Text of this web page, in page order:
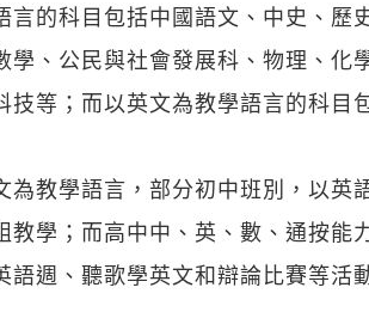
言的科目包括中國語文、中史、歷
學、公民與社會發展科、物理、化
等；而以英文為教學語言的科目
為教學語言，部分初中班別，以英
教學；而高中中、英、數、通按能
語週、聽歌學英文和辯論比賽等活